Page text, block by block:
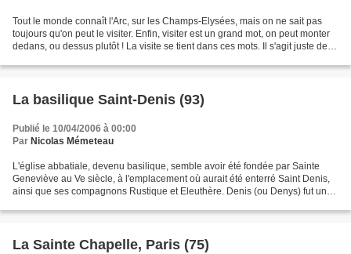
Tout le monde connaît l'Arc, sur les Champs-Elysées, mais on ne sait pas
toujours qu'on peut le visiter. Enfin, visiter est un grand mot, on peut monter
dedans, ou dessus plutôt ! La visite se tient dans ces mots. Il s'agit juste de
La basilique Saint-Denis (93)
Publié le 10/04/2006 à 00:00
Par Nicolas Mémeteau
L'église abbatiale, devenu basilique, semble avoir été fondée par Sainte
Geneviève au Ve siècle, à l'emplacement où aurait été enterré Saint Denis,
ainsi que ses compagnons Rustique et Eleuthère. Denis (ou Denys) fut un
La Sainte Chapelle, Paris (75)